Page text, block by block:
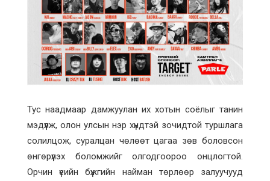
Тус наадмаар дамжуулан их хотын соёлыг танин
мэдүүлж, олон улсын нэр хүндтэй зочидтой туршлага
солилцож, суралцан чөлөөт цагаа зөв боловсон
өнгөрүүлэх боломжийг олгодгоороо онцлогтой.
Орчин үеийн бүжгийн найман төрлөөр залуучууд